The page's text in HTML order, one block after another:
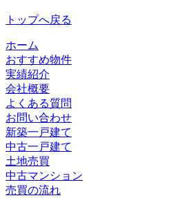
トップへ戻る
ホーム
おすすめ物件
実績紹介
会社概要
よくある質問
お問い合わせ
新築一戸建て
中古一戸建て
土地売買
中古マンション
売買の流れ